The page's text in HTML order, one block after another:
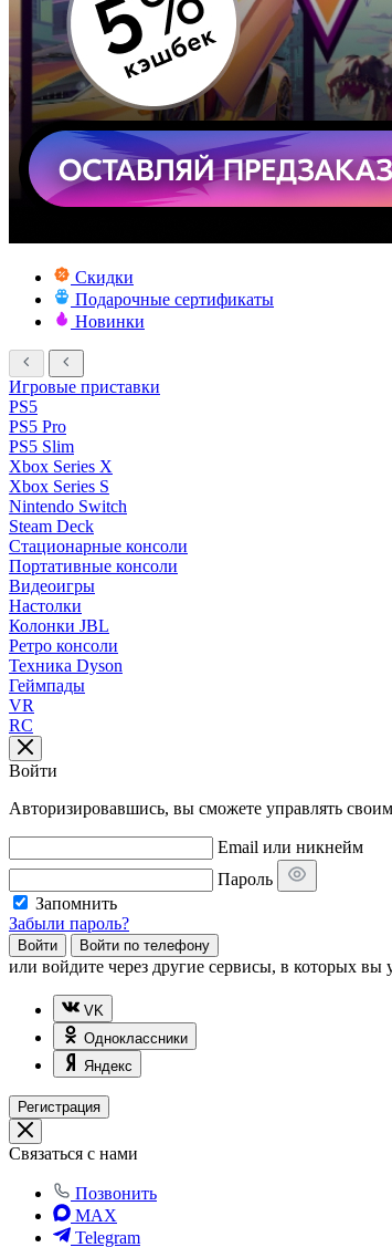
Скидки
Подарочные сертификаты
Новинки
Игровые приставки
PS5
PS5 Pro
PS5 Slim
Xbox Series X
Xbox Series S
Nintendo Switch
Steam Deck
Стационарные консоли
Портативные консоли
Видеоигры
Настолки
Колонки JBL
Ретро консоли
Техника Dyson
Геймпады
VR
RC
Войти
Авторизировавшись, вы сможете управлять
Email или никнейм
Пароль
Запомнить
Забыли пароль?
Войти Войти по телефону
или войдите через другие сервисы, в которых вы
VK
Одноклассники
Яндекс
Регистрация
Связаться с нами
Позвонить
MAX
Telegram